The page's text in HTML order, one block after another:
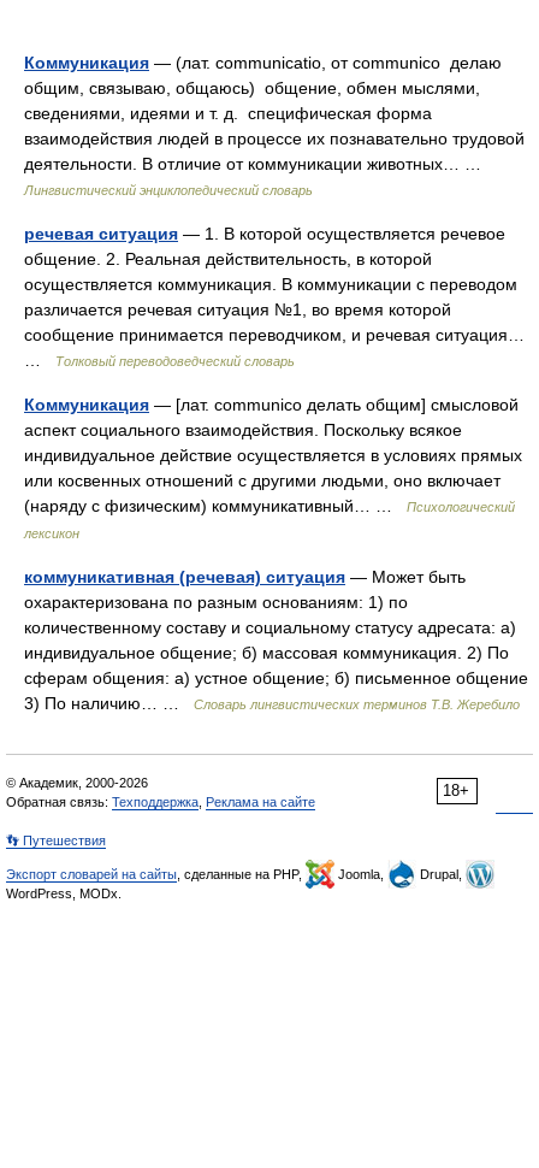
Коммуникация — (лат. communicatio, от communico делаю
общим, связываю, общаюсь) общение, обмен мыслями,
сведениями, идеями и т. д. специфическая форма
взаимодействия людей в процессе их познавательно трудовой
деятельности. В отличие от коммуникации животных… …
Лингвистический энциклопедический словарь
речевая ситуация — 1. В которой осуществляется речевое
общение. 2. Реальная действительность, в которой
осуществляется коммуникация. В коммуникации с переводом
различается речевая ситуация №1, во время которой
сообщение принимается переводчиком, и речевая ситуация…
Толковый переводоведческий словарь
Коммуникация — [лат. communico делать общим] смысловой
аспект социального взаимодействия. Поскольку всякое
индивидуальное действие осуществляется в условиях прямых
или косвенных отношений с другими людьми, оно включает
(наряду с физическим) коммуникативный… …
Психологический
лексикон
коммуникативная (речевая) ситуация — Может быть
охарактеризована по разным основаниям: 1) по
количественному составу и социальному статусу адресата: а)
индивидуальное общение; б) массовая коммуникация. 2) По
сферам общения: а) устное общение; б) письменное общение
3) По наличию… …
Словарь лингвистических терминов Т.В. Жеребило
18+
© Академик, 2000-2026
Обратная связь: Техподдержка Реклама на сайте
👣 Путешествия
Экспорт словарей на сайты , сделанные на PHP, Joomla,
Drupal,
WordPress, MODx.